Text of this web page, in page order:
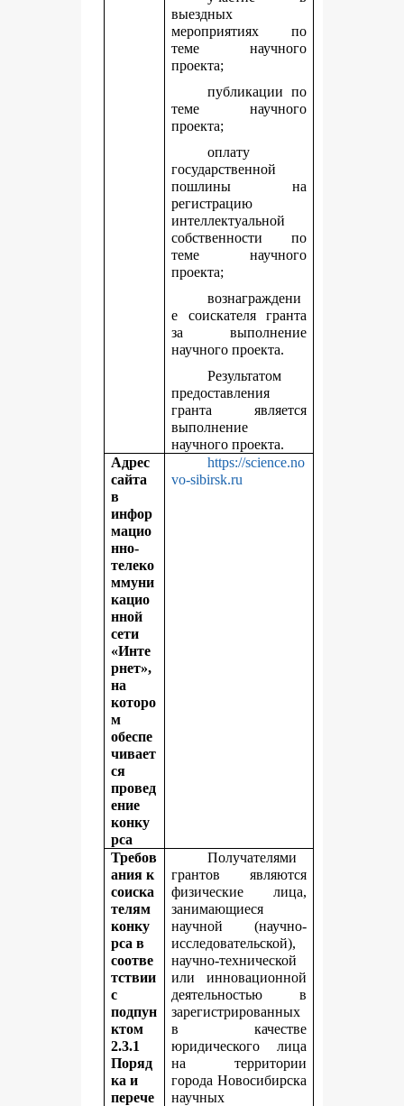
выездных
мероприятиях по
теме научного
проекта;
публикации по
теме научного
проекта;
оплату
государственной
пошлины на
регистрацию
интеллектуальной
собственности по
теме научного
проекта;
вознаграждени
е соискателя гранта
за выполнение
научного проекта.
Результатом
предоставления
гранта является
выполнение
научного проекта.
Адрес
сайта
в
инфор
мацио
нно-
телеко
ммуни
кацио
нной
сети
«Инте
рнет»,
на
которо
м
обеспе
чивает
ся
провед
ение
конку
рса
https://science.no
vo-sibirsk.ru
Требов
ания к
соиска
телям
конку
рса в
соотве
тствии
с
подпун
ктом
2.3.1
Поряд
ка и
перече
Получателями
грантов являются
физические лица,
занимающиеся
научной (научно-
исследовательской),
научно-технической
или инновационной
деятельностью в
зарегистрированных
в качестве
юридического лица
на территории
города Новосибирска
научных